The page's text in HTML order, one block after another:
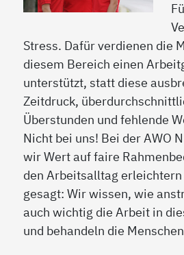
Stress. Dafür verdienen die
diesem Bereich einen
unterstützt, statt diese
Zeitdruck,
Überstunden und fehlende
Nicht bei uns! Bei der AWO
wir Wert auf faire
den Arbeitsalltag
gesagt: Wir wissen, wie
auch wichtig die Arbeit in
und behandeln die